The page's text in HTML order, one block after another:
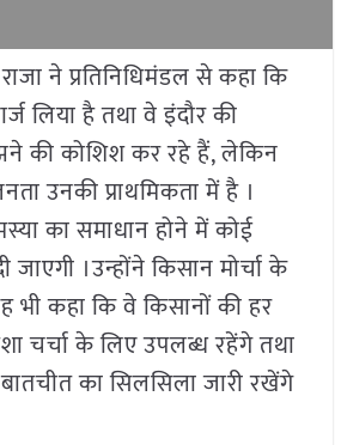
ने प्रतिनिधिमंडल से कहा कि
लिया है तथा वे इंदौर की
की कोशिश कर रहे हैं, लेकिन
उनकी प्राथमिकता में है ।
का समाधान होने में कोई
।उन्होंने किसान मोर्चा के
भी कहा कि वे किसानों की हर
चर्चा के लिए उपलब्ध रहेंगे तथा
का सिलसिला जारी रखेंगे